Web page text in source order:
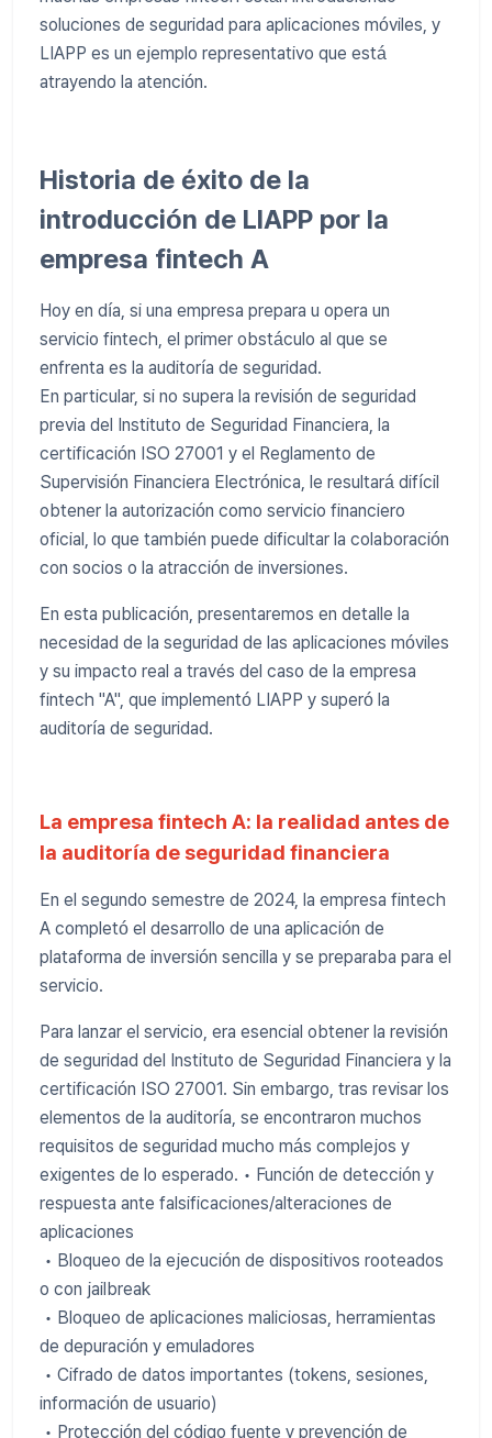
soluciones de seguridad para aplicaciones móviles, y
LIAPP es un ejemplo representativo que está
atrayendo la atención.
Historia de éxito de la
introducción de LIAPP por la
empresa fintech A
Hoy en día, si una empresa prepara u opera un
servicio fintech, el primer obstáculo al que se
enfrenta es la auditoría de seguridad.
En particular, si no supera la revisión de seguridad
previa del Instituto de Seguridad Financiera, la
certificación ISO 27001 y el Reglamento de
Supervisión Financiera Electrónica, le resultará difícil
obtener la autorización como servicio financiero
oficial, lo que también puede dificultar la colaboración
con socios o la atracción de inversiones.
En esta publicación, presentaremos en detalle la
necesidad de la seguridad de las aplicaciones móviles
y su impacto real a través del caso de la empresa
fintech "A", que implementó LIAPP y superó la
auditoría de seguridad.
La empresa fintech A: la realidad antes de
la auditoría de seguridad financiera
En el segundo semestre de 2024, la empresa fintech
A completó el desarrollo de una aplicación de
plataforma de inversión sencilla y se preparaba para el
servicio.
Para lanzar el servicio, era esencial obtener la revisión
de seguridad del Instituto de Seguridad Financiera y la
certificación ISO 27001. Sin embargo, tras revisar los
elementos de la auditoría, se encontraron muchos
requisitos de seguridad mucho más complejos y
exigentes de lo esperado. • Función de detección y
respuesta ante falsificaciones/alteraciones de
aplicaciones
• Bloqueo de la ejecución de dispositivos rooteados
o con jailbreak
• Bloqueo de aplicaciones maliciosas, herramientas
de depuración y emuladores
• Cifrado de datos importantes (tokens, sesiones,
información de usuario)
• Protección del código fuente y prevención de